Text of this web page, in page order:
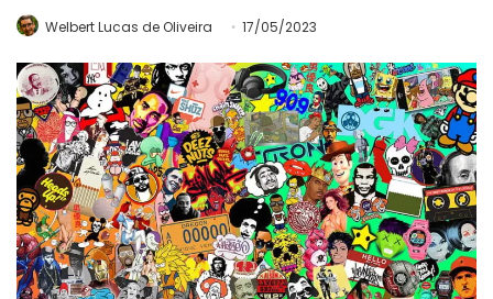
Welbert Lucas de Oliveira 17/05/2023